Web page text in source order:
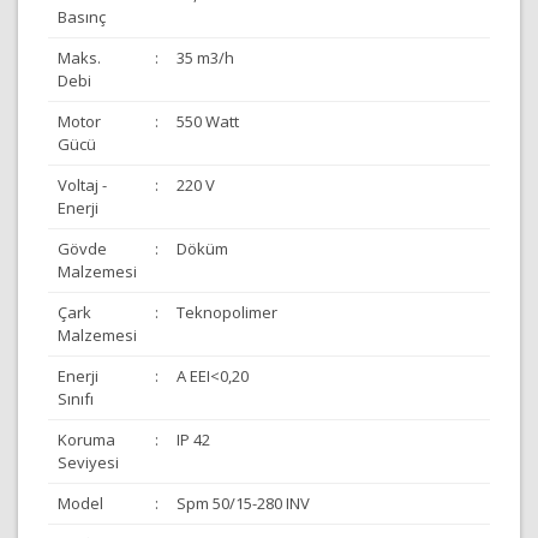
Basınç
Maks.
Debi
: 35 m3/h
Motor
Gücü
: 550 Watt
Voltaj -
Enerji
: 220 V
Gövde
Malzemesi
: Döküm
Çark
Malzemesi
: Teknopolimer
Enerji
Sınıfı
: A EEI<0,20
Koruma
Seviyesi
: IP 42
Model :
Spm 50/15-280 INV